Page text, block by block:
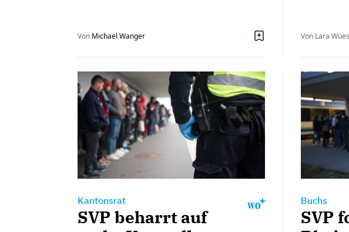
Von Michael Wanger Von Lara
Kantonsrat
SVP beharrt auf
Buchs
SVP